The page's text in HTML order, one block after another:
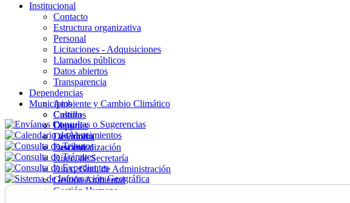
Institucional
Contacto
Estructura organizativa
Personal
Licitaciones - Adquisiciones
Llamados públicos
Datos abiertos
Transparencia
Dependencias
Ambiente y Cambio Climático
Cultura
Deportes
Desarrollo
Descentralización
Direc. de Secretaría
Direc. Gral. de Administración
Gestión Ambiental
Gestión Humana
Municipios
Castillos
Chuy
La Paloma
Lascano